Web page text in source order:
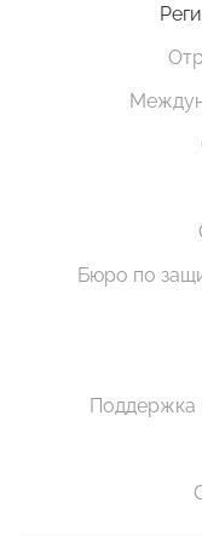
Бюро по